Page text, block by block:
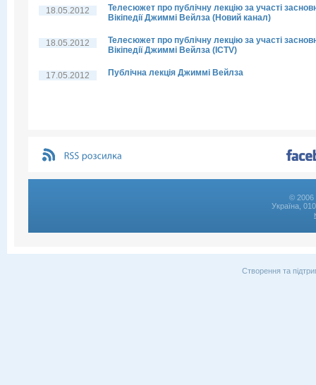
18.05.2012
Телесюжет про публічну лекцію за участі
Вікіпедії Джиммі Вейлза (Новий канал)
18.05.2012
Телесюжет про публічну лекцію за участі
Вікіпедії Джиммі Вейлза (ICTV)
17.05.2012 Публічна лекція Джиммі Вейлза
© 2006
Україна,
Створення та